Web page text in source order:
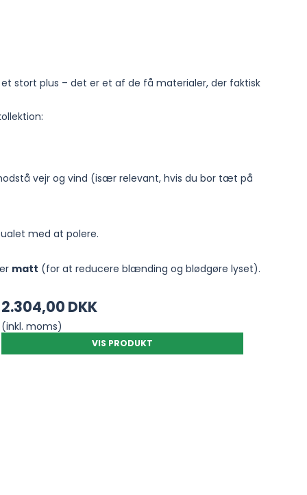
stort plus – det er et af de få materialer, der faktisk
vejr og vind (især relevant, hvis du bor tæt på
med at polere.
matt (for at reducere blænding og blødgøre lyset).
2.304,00 DKK
(inkl. moms)
VIS PRODUKT